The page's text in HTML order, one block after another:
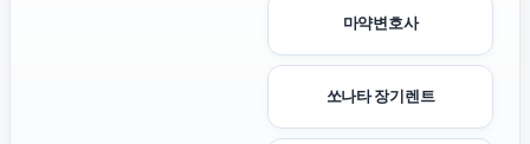
마약변호사
쏘나타 장기렌트